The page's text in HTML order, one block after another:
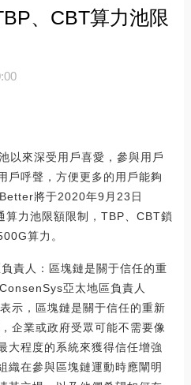
、CBT算力池限
以來深受用戶喜愛，參與用戶
戶呼聲，方便更多的用戶能夠
將于2020年9月23日
力池限額限制，TBP、CBT鎖
算力。
責人：區塊鏈是關于信任的重
亞太地區負責人
示，區塊鏈是關于信任的重新
企業或政府受眾可能不需要像
大程度的系統來獲得信任增強
織在參與區塊鏈運動時應闡明